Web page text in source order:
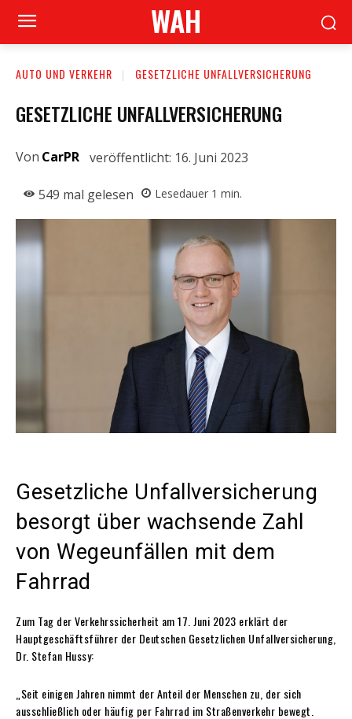
WAH
AUTO UND VERKEHR GESETZLICHE UNFALLVERSICHERUNG
GESETZLICHE UNFALLVERSICHERUNG
Von CarPR veröffentlicht: 16. Juni 2023
549 mal gelesen Lesedauer 1 min.
Gesetzliche Unfallversicherung
besorgt über wachsende Zahl
von Wegeunfällen mit dem
Fahrrad
Zum Tag der Verkehrssicherheit am 17. Juni 2023 erklärt der
Hauptgeschäftsführer der Deutschen Gesetzlichen Unfallversicherung,
Dr. Stefan Hussy:
„Seit einigen Jahren nimmt der Anteil der Menschen zu, der sich
ausschließlich oder häufig per Fahrrad im Straßenverkehr bewegt.